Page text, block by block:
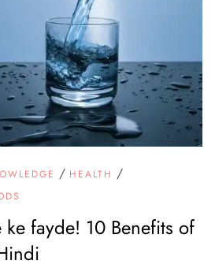
/ HEALTH /
ke fayde! 10 Benefits of